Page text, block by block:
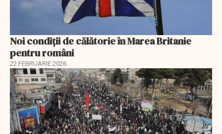
Noi condiții de călătorie în Marea Britanie
pentru români
22 FEBRUARIE 2026